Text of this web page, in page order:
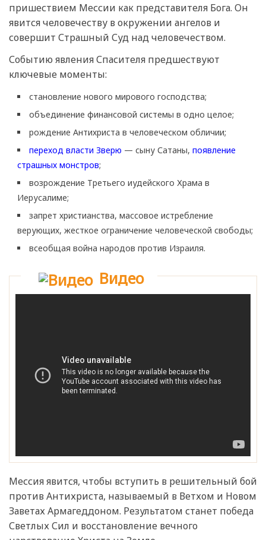
пришествием Мессии как представителя Бога. Он
явится человечеству в окружении ангелов и
совершит Страшный Суд над человечеством.
Событию явления Спасителя предшествуют
ключевые моменты:
становление нового мирового господства;
объединение финансовой системы в одно целое;
рождение Антихриста в человеческом обличии;
переход власти Зверю — сыну Сатаны, появление
страшных монстров;
возрождение Третьего иудейского Храма в
Иерусалиме;
запрет христианства, массовое истребление
верующих, жесткое ограничение человеческой свободы;
всеобщая война народов против Израиля.
Видео
Мессия явится, чтобы вступить в решительный бой
против Антихриста, называемый в Ветхом и Новом
Заветах Армагеддоном. Результатом станет победа
Светлых Сил и восстановление вечного